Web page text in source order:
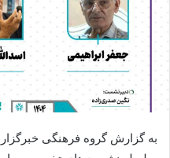
به گزارش گروه فرهنگی